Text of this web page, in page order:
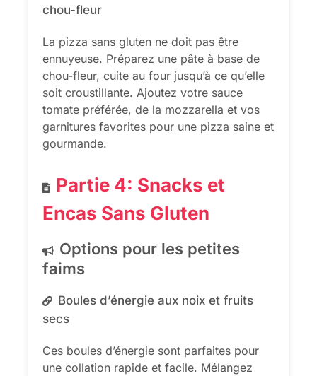
chou-fleur
La pizza sans gluten ne doit pas être
ennuyeuse. Préparez une pâte à base de
chou-fleur, cuite au four jusqu’à ce qu’elle
soit croustillante. Ajoutez votre sauce
tomate préférée, de la mozzarella et vos
garnitures favorites pour une pizza saine et
gourmande.
Partie 4: Snacks et
Encas Sans Gluten
Options pour les petites
faims
Boules d’énergie aux noix et fruits
secs
Ces boules d’énergie sont parfaites pour
une collation rapide et facile. Mélangez